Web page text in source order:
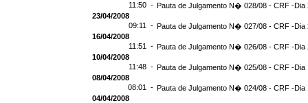
11:50 - Pauta de Julgamento N� 028/08 - CRF -Dia
23/04/2008
09:11 - Pauta de Julgamento N� 027/08 - CRF -Dia
16/04/2008
11:51 - Pauta de Julgamento N� 026/08 - CRF -Dia
10/04/2008
11:48 - Pauta de Julgamento N� 025/08 - CRF -Dia
08/04/2008
08:01 - Pauta de Julgamento N� 024/08 - CRF -Dia
04/04/2008